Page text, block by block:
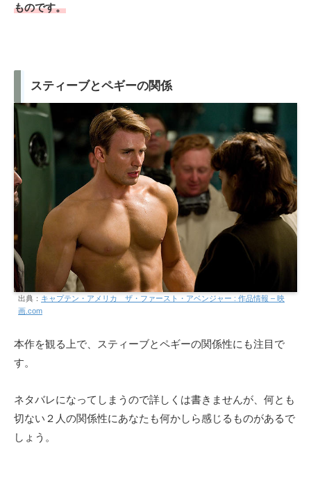
ものです。
スティーブとペギーの関係
出典： キャプテン・アメリカ ザ・ファースト・アベンジャー : 作品情報 – 映
画.com
本作を観る上で、スティーブとペギーの関係性にも注目で
す。
ネタバレになってしまうので詳しくは書きませんが、何とも
切ない２人の関係性にあなたも何かしら感じるものがあるで
しょう。